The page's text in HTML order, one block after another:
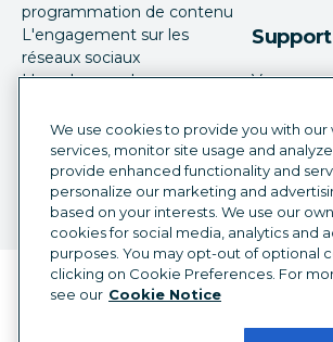
programmation de contenu
L'engagement sur les
réseaux sociaux
L'employee advocacy:
embassadeurs
Le social media monitoring
Publicité sur les réseaux
sociaux
Support
Vous
Service
Sélecteur de langue
French
Hootsuite Inc. Tous
We use cookies to provide you with our
services, monitor site usage and
provide enhanced functionality and
personalize our marketing and
based on your interests. We use our
cookies for social media, analytics and
purposes. You may opt-out of optional
clicking on Cookie Preferences. For
see our Cookie Notice